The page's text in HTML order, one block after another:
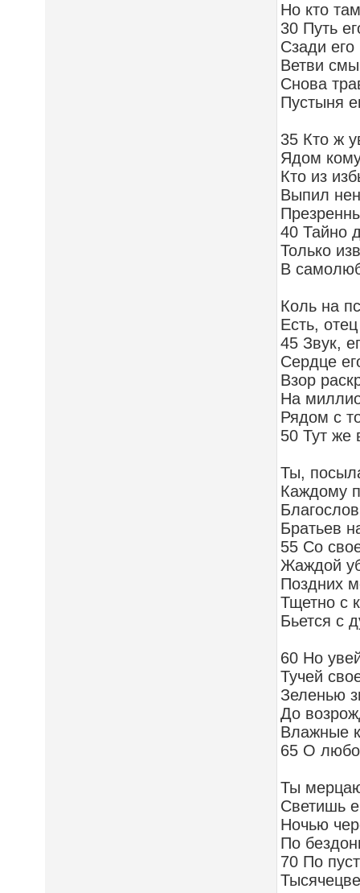
Но кто
30 Путь
Сзади его
Ветви
Снова
Пустыня
35 Кто ж
Ядом
Кто из
Выпил
40 Тайно
Только
В
Коль на
Есть,
45 Звук,
Сердце
Взор
На
Рядом с
50 Тут же
Ты,
Каждому
Братьев
55 Со
Жаждой
Поздних
Тщетно с
Бьется с
60 Но
Тучей
Зеленью
До
Влажные
65 О
Ты
Светишь
Ночью
По
70 По